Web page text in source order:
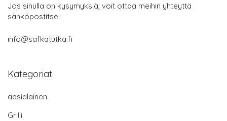
Jos sinulla on kysymyksiä, voit ottaa meihin yhteyttä
sähköpostitse:
info@safkatutka.fi
Kategoriat
aasialainen
Grilli